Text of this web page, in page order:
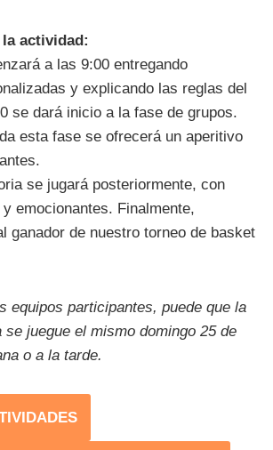
actividad:
a las 9:00 entregando
y explicando las reglas del
se dará inicio a la fase de grupos.
esta fase se ofrecerá un aperitivo
se jugará posteriormente, con
emocionantes. Finalmente,
ganador de nuestro torneo de basket
equipos participantes, puede que la
juegue el mismo domingo 25 de
o a la tarde.